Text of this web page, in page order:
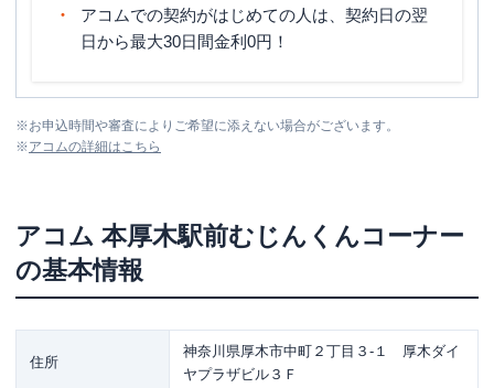
アコムでの契約がはじめての人は、契約日の翌
日から最大30日間金利0円！
※お申込時間や審査によりご希望に添えない場合がございます。
※アコムの詳細はこちら
アコム 本厚木駅前むじんくんコーナー
の基本情報
住所
神奈川県厚木市中町２丁目３-１ 厚木ダイ
ヤプラザビル３Ｆ